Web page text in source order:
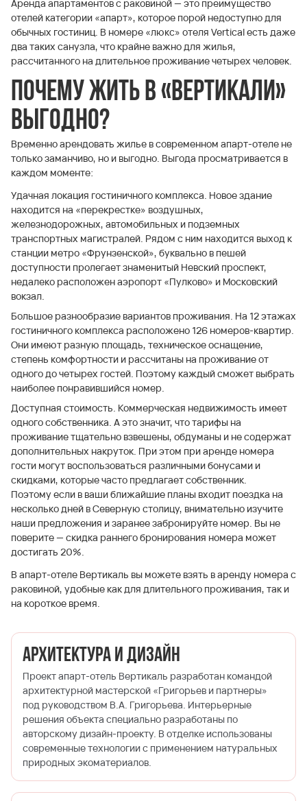
Аренда апартаментов с раковиной — это преимущество
отелей категории «апарт», которое порой недоступно для
обычных гостиниц. В номере «люкс» отеля Vertical есть даже
два таких санузла, что крайне важно для жилья,
рассчитанного на длительное проживание четырех человек.
Почему жить в «Вертикали»
выгодно?
Временно арендовать жилье в современном апарт-отеле не
только заманчиво, но и выгодно. Выгода просматривается в
каждом моменте:
Удачная локация гостиничного комплекса. Новое здание
находится на «перекрестке» воздушных,
железнодорожных, автомобильных и подземных
транспортных магистралей. Рядом с ним находится выход к
станции метро «Фрунзенской», буквально в пешей
доступности пролегает знаменитый Невский проспект,
недалеко расположен аэропорт «Пулково» и Московский
вокзал.
Большое разнообразие вариантов проживания. На 12 этажах
гостиничного комплекса расположено 126 номеров-квартир.
Они имеют разную площадь, техническое оснащение,
степень комфортности и рассчитаны на проживание от
одного до четырех гостей. Поэтому каждый сможет выбрать
наиболее понравившийся номер.
Доступная стоимость. Коммерческая недвижимость имеет
одного собственника. А это значит, что тарифы на
проживание тщательно взвешены, обдуманы и не содержат
дополнительных накруток. При этом при аренде номера
гости могут воспользоваться различными бонусами и
скидками, которые часто предлагает собственник.
Поэтому если в ваши ближайшие планы входит поездка на
несколько дней в Северную столицу, внимательно изучите
наши предложения и заранее забронируйте номер. Вы не
поверите — скидка раннего бронирования номера может
достигать 20%.
В апарт-отеле Вертикаль вы можете взять в аренду номера с
раковиной, удобные как для длительного проживания, так и
на короткое время.
Архитектура и дизайн
Проект апарт-отель Вертикаль разработан командой
архитектурной мастерской «Григорьев и партнеры»
под руководством В.А. Григорьева. Интерьерные
решения объекта специально разработаны по
авторскому дизайн-проекту. В отделке использованы
современные технологии с применением натуральных
природных экоматериалов.